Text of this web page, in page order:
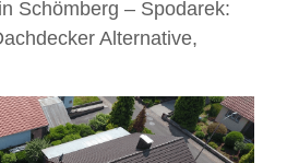
Schömberg – Spodarek:
Alternative,